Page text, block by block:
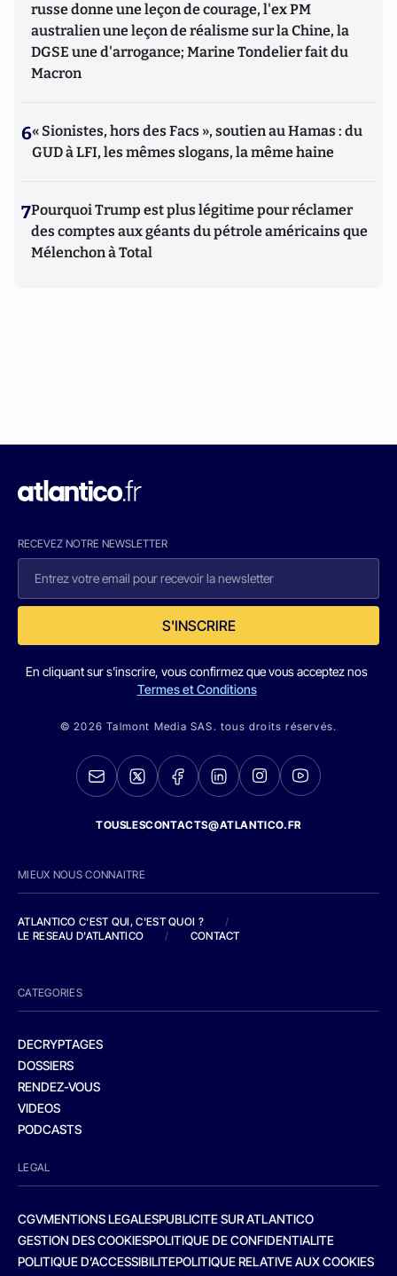
russe donne une leçon de courage, l'ex PM
australien une leçon de réalisme sur la Chine, la
DGSE une d'arrogance; Marine Tondelier fait du
Macron
6« Sionistes, hors des Facs », soutien au Hamas : du
GUD à LFI, les mêmes slogans, la même haine
7Pourquoi Trump est plus légitime pour réclamer
des comptes aux géants du pétrole américains que
Mélenchon à Total
RECEVEZ NOTRE NEWSLETTER
S'INSCRIRE
En cliquant sur s'inscrire, vous confirmez que vous acceptez nos
Termes et Conditions
© 2026 Talmont Media SAS. tous droits réservés.
TOUSLESCONTACTS@ATLANTICO.FR
MIEUX NOUS CONNAITRE
ATLANTICO C'EST QUI, C'EST QUOI ?
/
LE RESEAU D'ATLANTICO
/ CONTACT
CATEGORIES
DECRYPTAGES
DOSSIERS
RENDEZ-VOUS
VIDEOS
PODCASTS
LEGAL
CGVMENTIONS LEGALESPUBLICITE SUR ATLANTICO
GESTION DES COOKIESPOLITIQUE DE CONFIDENTIALITE
POLITIQUE D’ACCESSIBILITEPOLITIQUE RELATIVE AUX COOKIES